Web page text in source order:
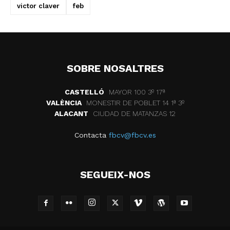
victor claver feb
SOBRE NOSALTRES
CASTELLÓ
MAYOR 100 3º 17ª
VALÈNCIA
MONESTIR DE POBLET 14 1ª 3º
ALACANT
CIUDAD DE MATANZAS 12
Contacta fbcv@fbcv.es
SEGUEIX-NOS